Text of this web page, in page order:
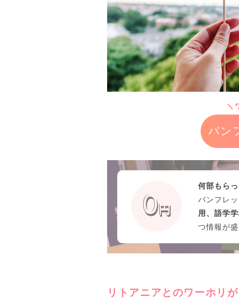
＼
パン
何部もらっ
パンフレ
用、語学
つ情報が
リトアニアとのワーホリ